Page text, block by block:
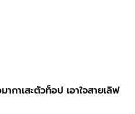
กาเสะตัวท็อป เอาใจสายเลิฟ